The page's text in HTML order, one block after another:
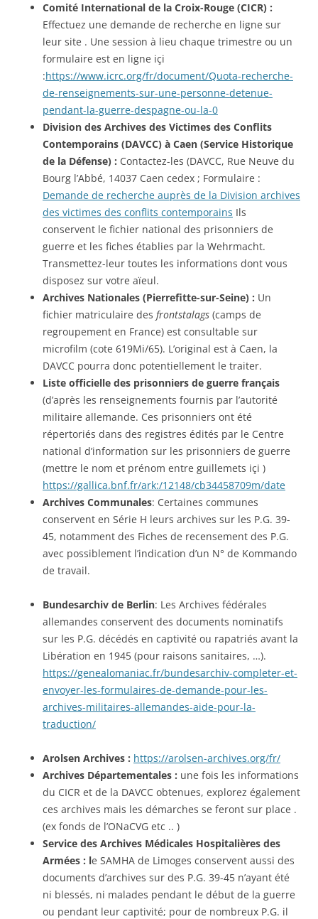
Comité International de la Croix-Rouge (CICR) :
Effectuez une demande de recherche en ligne sur
leur site . Une session à lieu chaque trimestre ou un
formulaire est en ligne içi
:https://www.icrc.org/fr/document/Quota-recherche-
de-renseignements-sur-une-personne-detenue-
pendant-la-guerre-despagne-ou-la-0
Division des Archives des Victimes des Conflits
Contemporains (DAVCC) à Caen (Service Historique
de la Défense) : Contactez-les (DAVCC, Rue Neuve du
Bourg l’Abbé, 14037 Caen cedex ; Formulaire :
Demande de recherche auprès de la Division archives
des victimes des conflits contemporains Ils
conservent le fichier national des prisonniers de
guerre et les fiches établies par la Wehrmacht.
Transmettez-leur toutes les informations dont vous
disposez sur votre aïeul.
Archives Nationales (Pierrefitte-sur-Seine) : Un
fichier matriculaire des frontstalags (camps de
regroupement en France) est consultable sur
microfilm (cote 619Mi/65). L’original est à Caen, la
DAVCC pourra donc potentiellement le traiter.
Liste officielle des prisonniers de guerre français
(d’après les renseignements fournis par l’autorité
militaire allemande. Ces prisonniers ont été
répertoriés dans des registres édités par le Centre
national d’information sur les prisonniers de guerre
(mettre le nom et prénom entre guillemets içi )
https://gallica.bnf.fr/ark:/12148/cb34458709m/date
Archives Communales: Certaines communes
conservent en Série H leurs archives sur les P.G. 39-
45, notamment des Fiches de recensement des P.G.
avec possiblement l’indication d’un N° de Kommando
de travail.
Bundesarchiv de Berlin: Les Archives fédérales
allemandes conservent des documents nominatifs
sur les P.G. décédés en captivité ou rapatriés avant la
Libération en 1945 (pour raisons sanitaires, …).
https://genealomaniac.fr/bundesarchiv-completer-et-
envoyer-les-formulaires-de-demande-pour-les-
archives-militaires-allemandes-aide-pour-la-
traduction/
Arolsen Archives : https://arolsen-archives.org/fr/
Archives Départementales : une fois les informations
du CICR et de la DAVCC obtenues, explorez également
ces archives mais les démarches se feront sur place .
(ex fonds de l’ONaCVG etc .. )
Service des Archives Médicales Hospitalières des
Armées : le SAMHA de Limoges conservent aussi des
documents d’archives sur des P.G. 39-45 n’ayant été
ni blessés, ni malades pendant le début de la guerre
ou pendant leur captivité; pour de nombreux P.G. il